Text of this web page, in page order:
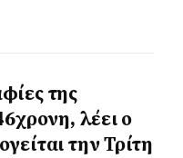
της
λέει ο
την Τρίτη